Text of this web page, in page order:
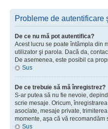
Probleme de autentificare
De ce nu mă pot autentifica?
Acest lucru se poate întâmpla din
utilizator şi parola. Dacă da,
De asemenea, este posibil ca
Sus
De ce trebuie să mă înregistrez?
S-ar putea să nu fie nevoie,
scrie mesaje. Oricum,
asociate, mesaje private,
momente, aşa că vă recomandăm
Sus